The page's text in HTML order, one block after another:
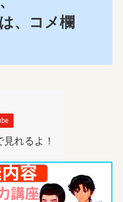
、コメ欄
れるよ！